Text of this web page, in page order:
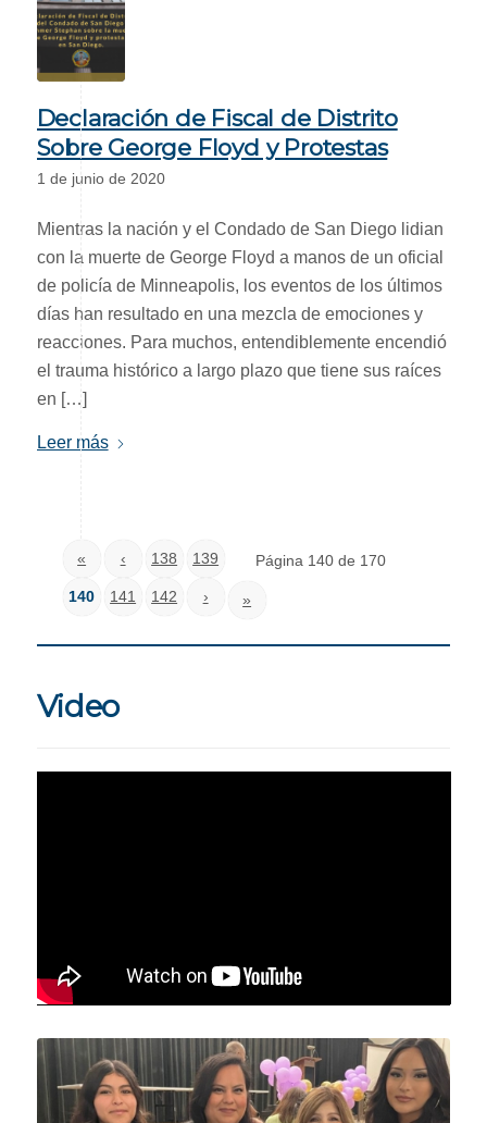
Declaración de Fiscal de Distrito
Sobre George Floyd y Protestas
1 de junio de 2020
Mientras la nación y el Condado de San Diego lidian
con la muerte de George Floyd a manos de un oficial
de policía de Minneapolis, los eventos de los últimos
días han resultado en una mezcla de emociones y
reacciones. Para muchos, entendiblemente encendió
el trauma histórico a largo plazo que tiene sus raíces
en […]
Leer más
Página 140 de 170
« ‹ 138 139
140 141 142 › »
Video